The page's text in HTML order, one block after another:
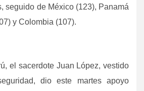
seguido de México (123), Panamá
y Colombia (107).
el sacerdote Juan López, vestido
dio este martes apoyo